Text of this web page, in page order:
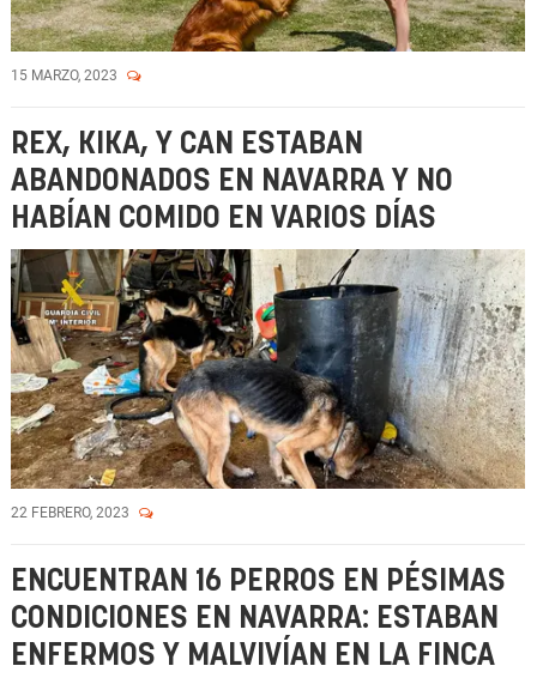
15 MARZO, 2023
REX, KIKA, Y CAN ESTABAN
ABANDONADOS EN NAVARRA Y NO
HABÍAN COMIDO EN VARIOS DÍAS
22 FEBRERO, 2023
ENCUENTRAN 16 PERROS EN PÉSIMAS
CONDICIONES EN NAVARRA: ESTABAN
ENFERMOS Y MALVIVÍAN EN LA FINCA